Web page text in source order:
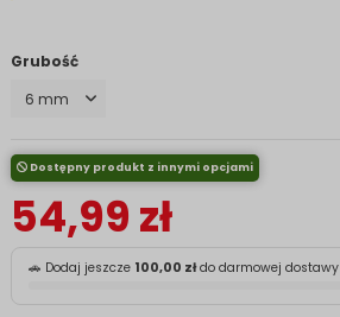
Grubość
Dostępny produkt z innymi opcjami
54,99 zł
🚗 Dodaj jeszcze 100,00 złdo darmowej dostawy